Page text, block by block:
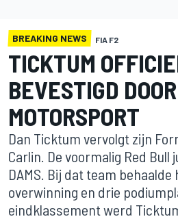
BREAKING NEWS FIA F2
TICKTUM
BEVESTIGD
MOTORSPORT
Dan Ticktum vervolgt zijn
Carlin. De voormalig Red
DAMS. Bij dat team behaalde
overwinning en drie
eindklassement werd